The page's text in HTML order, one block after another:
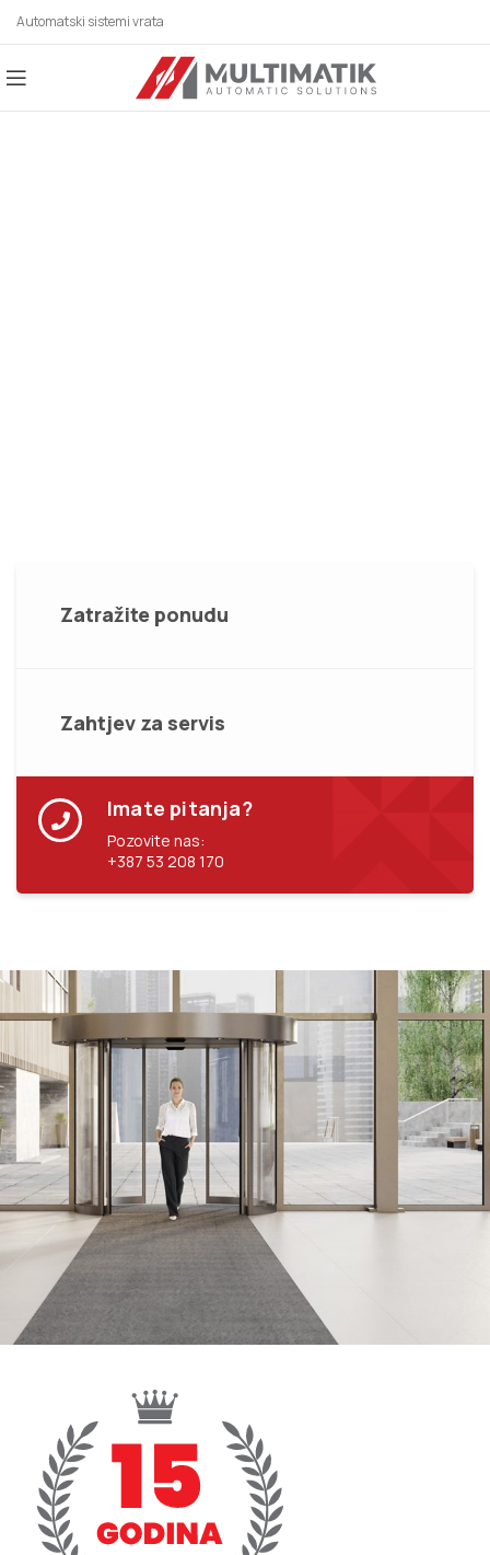
Automatski sistemi vrata
Zatražite ponudu
Zahtjev za servis
Imate pitanja?
Pozovite nas:
+387 53 208 170